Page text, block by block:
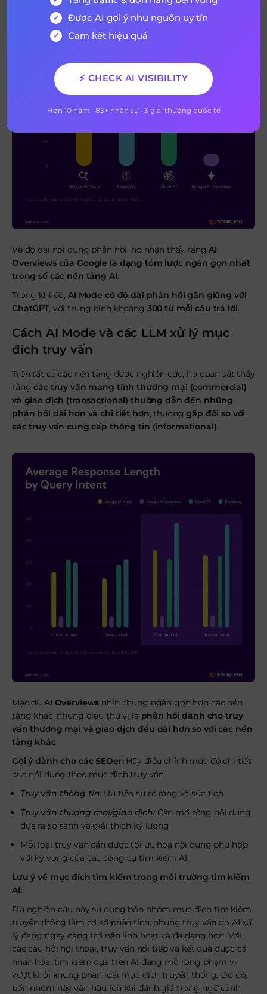
Về độ dài nội dung phản hồi, họ nhận thấy rằngAI
Overviews của Google là dạng tóm lược ngắn gọn nhất
trong số các nền tảng AI.
Trong khi đó,AI Mode có độ dài phản hồi gần giống với
ChatGPT, với trung bình khoảng 300 từ mỗi câu trả lời.
Cách AI Mode và các LLM xử lý mục
đích truy vấn
Trên tất cả các nền tảng được nghiên cứu, họ quan sát thấy
rằngcác truy vấn mang tính thương mại (commercial)
và giao dịch (transactional) thường dẫn đến những
phản hồi dài hơn và chi tiết hơn, thườnggấp đôi so với
các truy vấn cung cấp thông tin (informational).
Mặc dùAI Overviews nhìn chung ngắn gọn hơn các nền
tảng khác, nhưng điều thú vị là phản hồi dành cho truy
vấn thương mại và giao dịch đều dài hơn so với các nền
tảng khác.
Gợi ý dành cho các SEOer: Hãy điều chỉnh mức độ chi tiết
của nội dung theo mục đích truy vấn
Truy vấn thông tin: Ưu tiên sự rõ ràng và súc tích
Truy vấn thương mại/giao dịch:Cần mở rộng nội dung,
đưa ra so sánh và giải thích kỹ lưỡng
Mỗi loại truy vấn cần được tối ưu hóa nội dung phù hợp
với kỳ vọng của các công cụ tìm kiếm AI.
Lưu ý về mục đích tìm kiếm trong môi trường tìm kiếm
AI:
Dù nghiên cứu này sử dụng bốn nhóm mục đích tìm kiếm
truyền thống làm cơ sở phân tích, nhưng truy vấn do AI xử
lý đang ngày càng trở nên linh hoạt và đa dạng hơn. Với
các câu hỏi hội thoại, truy vấn nối tiếp và kết quả được cá
nhân hóa, tìm kiếm dựa trên AI đang mở rộng phạm vi
vượt khỏi khung phân loại mục đích truyền thống. Do đó,
bốn nhóm này vẫn hữu ích khi đánh giá trong ngữ cảnh
Được AI gợi ý như nguồn uy tín
Cam kết hiệu quả
⚡ CHECK AI VISIBILITY
Hơn 10 năm · 85+ nhân sự · 3 giải thưởng quốc tế